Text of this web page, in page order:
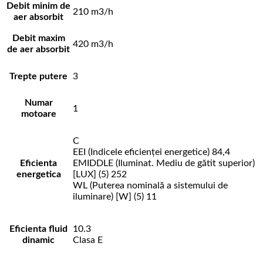
Debit minim de
aer absorbit
210 m3/h
Debit maxim
de aer absorbit
420 m3/h
Trepte putere 3
Numar
motoare
1
Eficienta
energetica
C
EEI (Indicele eficienței energetice) 84,4
EMIDDLE (Iluminat. Mediu de gătit superior)
[LUX] (5) 252
WL (Puterea nominală a sistemului de
iluminare) [W] (5) 11
Eficienta fluid
dinamic
10.3
Clasa E